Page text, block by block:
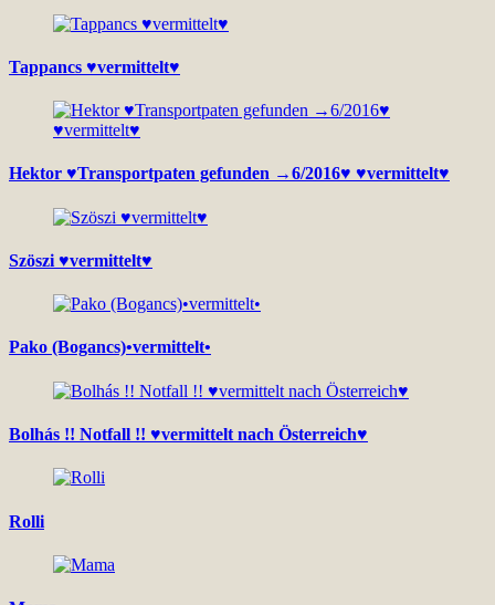
Tappancs ♥vermittelt♥
Hektor ♥Transportpaten gefunden →6/2016♥ ♥vermittelt♥
Szöszi ♥vermittelt♥
Pako (Bogancs)•vermittelt•
Bolhás !! Notfall !! ♥vermittelt nach Österreich♥
Rolli